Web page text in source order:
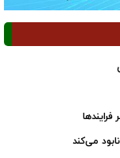
می‌کند